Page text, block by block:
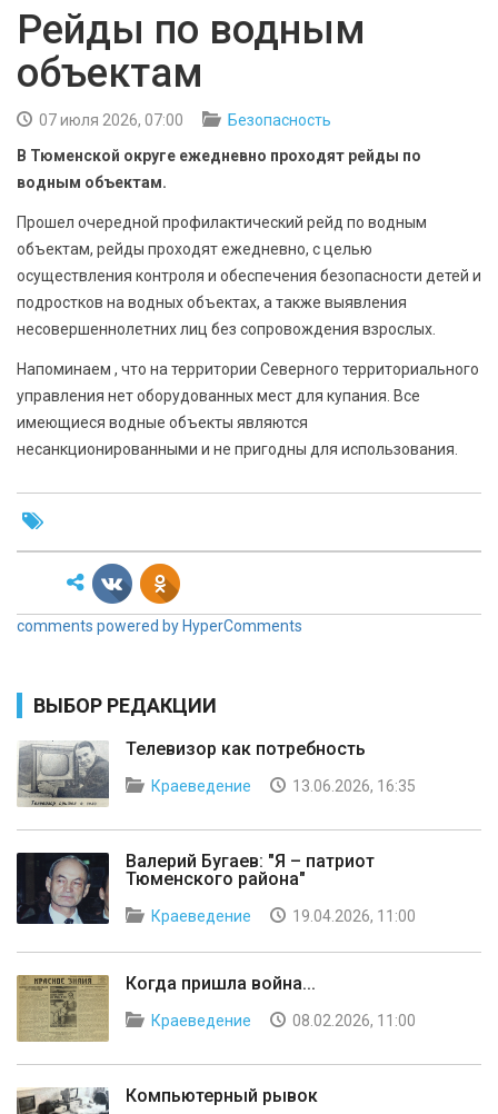
Рейды по водным
объектам
07 июля 2026, 07:00
Безопасность
В Тюменской округе ежедневно проходят рейды по
водным объектам.
Прошел очередной профилактический рейд по водным
объектам, рейды проходят ежедневно, с целью
осуществления контроля и обеспечения безопасности детей и
подростков на водных объектах, а также выявления
несовершеннолетних лиц без сопровождения взрослых.
Напоминаем , что на территории Северного территориального
управления нет оборудованных мест для купания. Все
имеющиеся водные объекты являются
несанкционированными и не пригодны для использования.
comments powered by HyperComments
ВЫБОР РЕДАКЦИИ
Телевизор как потребность
Краеведение 13.06.2026, 16:35
Валерий Бугаев: "Я – патриот
Тюменского района"
Краеведение 19.04.2026, 11:00
Когда пришла война...
Краеведение 08.02.2026, 11:00
Компьютерный рывок